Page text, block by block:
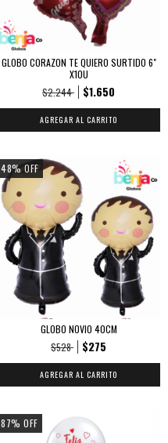
GLOBO CORAZON TE QUIERO SURTIDO 6"
X10U
$2.244
$1.650
48% OFF
GLOBO NOVIO 40CM
$528
$275
87% OFF